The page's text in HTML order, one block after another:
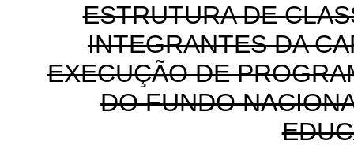
ESTRUTURA DE
INTEGRANTES DA
EXECUÇÃO DE
DO FUNDO